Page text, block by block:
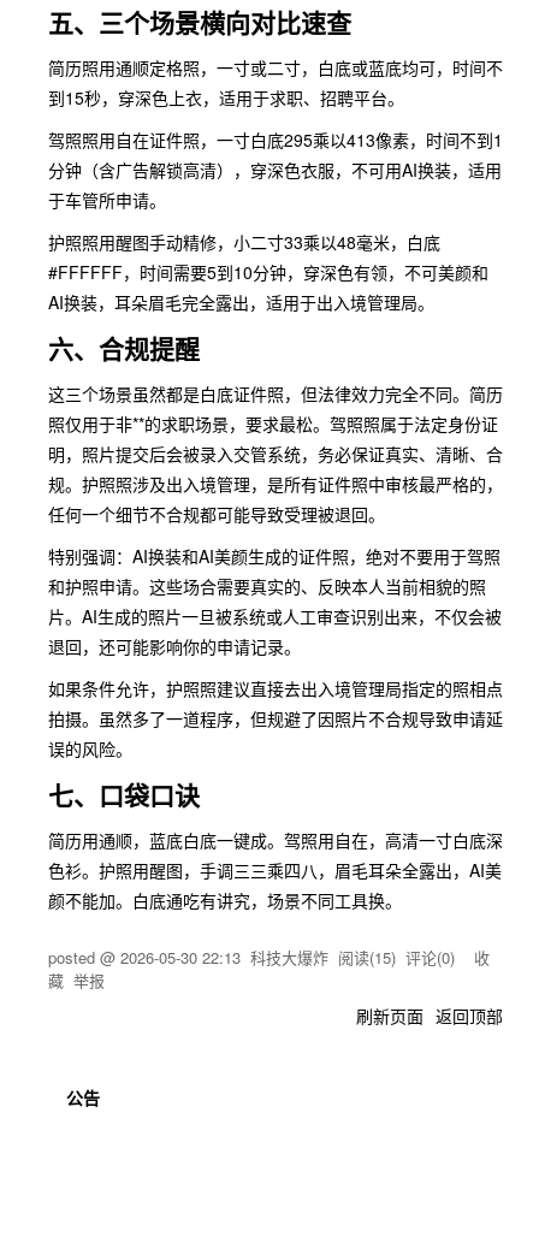
五、三个场景横向对比速查
简历照用通顺定格照，一寸或二寸，白底或蓝底均可，时间不
到15秒，穿深色上衣，适用于求职、招聘平台。
驾照照用自在证件照，一寸白底295乘以413像素，时间不到1
分钟（含广告解锁高清），穿深色衣服，不可用AI换装，适用
于车管所申请。
护照照用醒图手动精修，小二寸33乘以48毫米，白底
#FFFFFF，时间需要5到10分钟，穿深色有领，不可美颜和
AI换装，耳朵眉毛完全露出，适用于出入境管理局。
六、合规提醒
这三个场景虽然都是白底证件照，但法律效力完全不同。简历
照仅用于非**的求职场景，要求最松。驾照照属于法定身份证
明，照片提交后会被录入交管系统，务必保证真实、清晰、合
规。护照照涉及出入境管理，是所有证件照中审核最严格的，
任何一个细节不合规都可能导致受理被退回。
特别强调：AI换装和AI美颜生成的证件照，绝对不要用于驾照
和护照申请。这些场合需要真实的、反映本人当前相貌的照
片。AI生成的照片一旦被系统或人工审查识别出来，不仅会被
退回，还可能影响你的申请记录。
如果条件允许，护照照建议直接去出入境管理局指定的照相点
拍摄。虽然多了一道程序，但规避了因照片不合规导致申请延
误的风险。
七、口袋口诀
简历用通顺，蓝底白底一键成。驾照用自在，高清一寸白底深
色衫。护照用醒图，手调三三乘四八，眉毛耳朵全露出，AI美
颜不能加。白底通吃有讲究，场景不同工具换。
posted @ 2026-05-30 22:13 科技大爆炸 阅读(15) 评论(0) 收
藏 举报
刷新页面 返回顶部
公告